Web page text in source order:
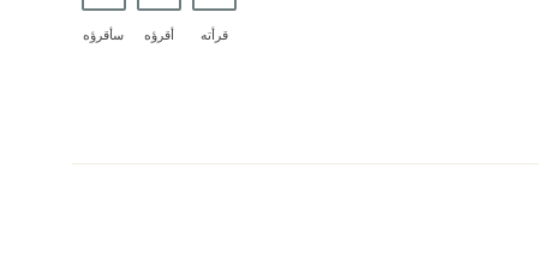
قرأته أقرؤه سأقرؤه